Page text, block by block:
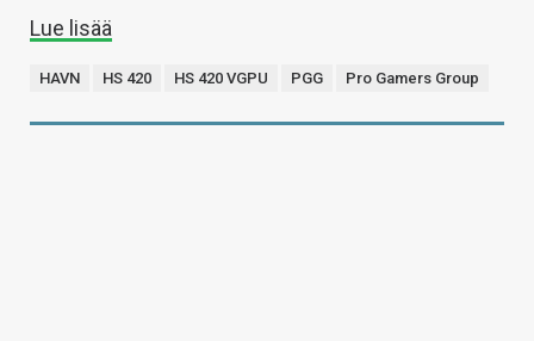
Lue lisää
HAVN HS 420 HS 420 VGPU PGG Pro Gamers Group